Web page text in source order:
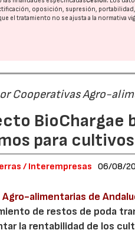
oposición, supresión,
el tratamiento no se ajusta a la normativa
Cooperativas Agro-
para
/ Interempresas 06/08/
alimentarias de
de restos de poda
la rentabilidad de los